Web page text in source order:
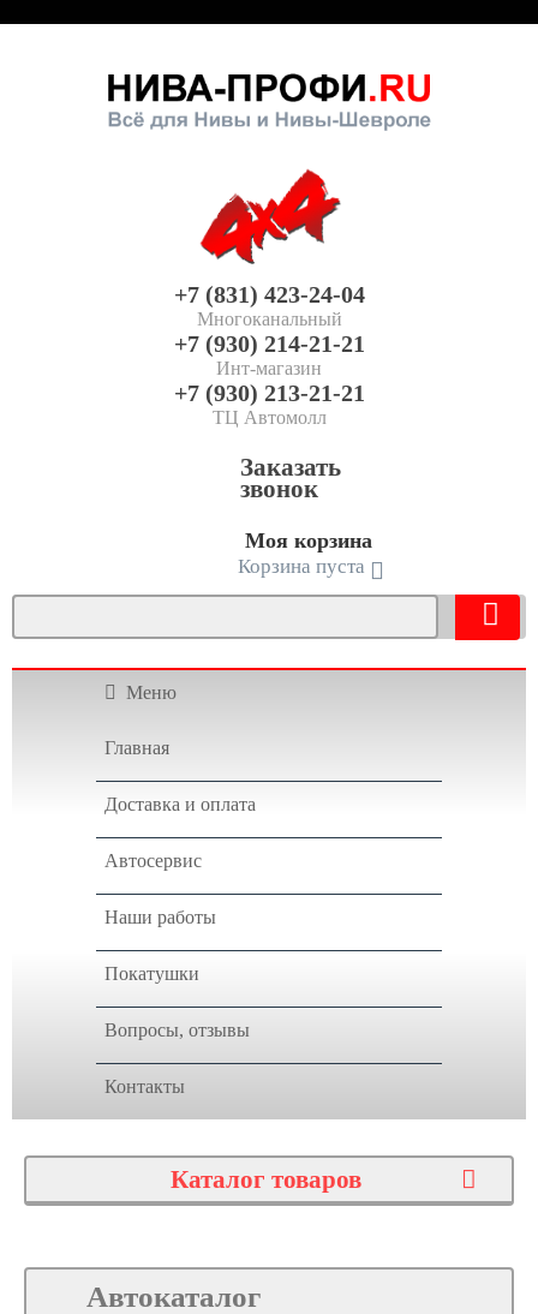
+7 (831) 423-24-04
Многоканальный
+7 (930) 214-21-21
Инт-магазин
+7 (930) 213-21-21
ТЦ Автомолл
Заказать
звонок
Моя корзина
Корзина пуста
Меню
Главная
Доставка и оплата
Автосервис
Наши работы
Покатушки
Вопросы, отзывы
Контакты
Каталог товаров
Автокаталог